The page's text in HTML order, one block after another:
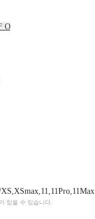
O
있을 수 있습니다.